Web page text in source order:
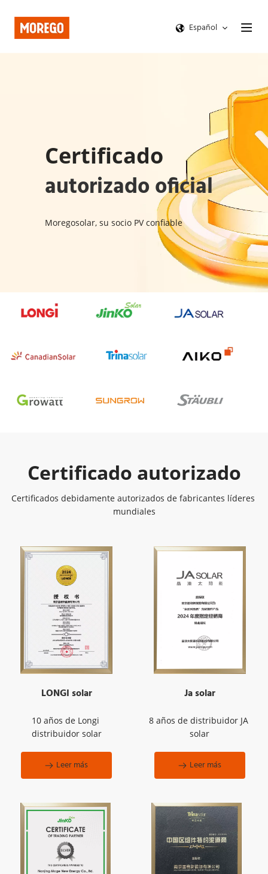
Español
autorizado oficial
Moregosolar, su socio PV confiable
Certificado autorizado
Certificados debidamente autorizados de fabricantes líderes
mundiales
LONGI solar
10 años de Longi
distribuidor solar
Leer más
Ja solar
8 años de distribuidor JA
solar
Leer más